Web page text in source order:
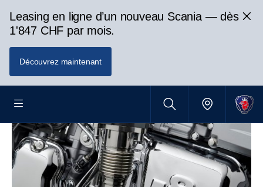
Leasing en ligne d’un nouveau Scania — dès
1'847 CHF par mois.
Découvrez maintenant